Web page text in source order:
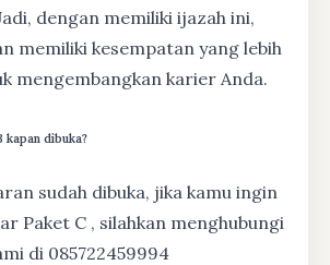
dengan memiliki ijazah ini,
memiliki kesempatan yang lebih
mengembangkan karier Anda.
kapan dibuka?
sudah dibuka, jika kamu ingin
Paket C , silahkan menghubungi
di 085722459994